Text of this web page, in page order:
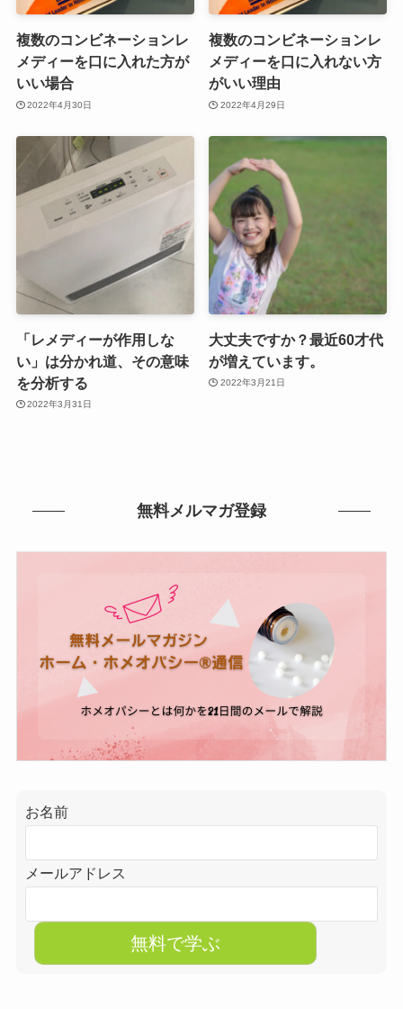
複数のコンビネーションレ
メディーを口に入れた方が
いい場合
2022年4月30日
複数のコンビネーションレ
メディーを口に入れない方
がいい理由
2022年4月29日
「レメディーが作用しな
い」は分かれ道、その意味
を分析する
2022年3月31日
大丈夫ですか？最近60才代
が増えています。
2022年3月21日
無料メルマガ登録
お名前
メールアドレス